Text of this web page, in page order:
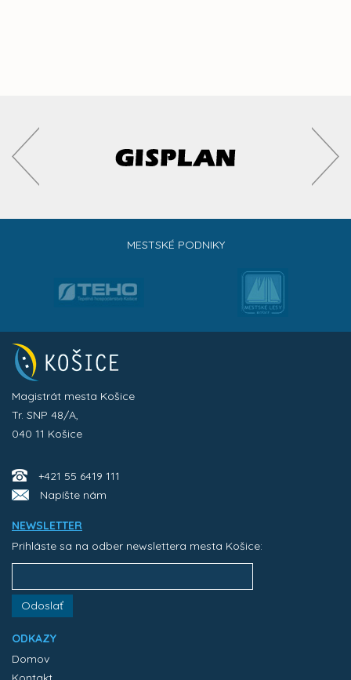
MESTSKÉ PODNIKY
Magistrát mesta Košice
Tr. SNP 48/A,
040 11 Košice
+421 55 6419 111
Napíšte nám
NEWSLETTER
Prihláste sa na odber newslettera mesta Košice:
Odoslať
ODKAZY
Domov